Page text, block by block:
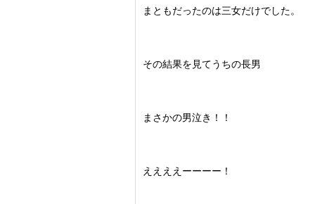
まともだったのは三女だけでした。
その結果を見てうちの長男
まさかの男泣き！！
ええええーーーー！